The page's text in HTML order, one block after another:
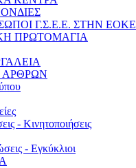
Γ.Σ.Ε.Ε. ΣΤΗΝ ΕΟΚΕ
ΠΡΩΤΟΜΑΓΙΑ
ΑΡΘΡΩΝ
- Κινητοποιήσεις
- Εγκύκλιοι